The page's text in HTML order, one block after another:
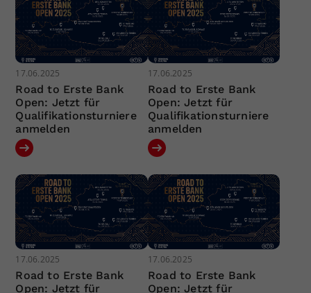
17.06.2025
Road to Erste Bank
Open: Jetzt für
Qualifikationsturniere
anmelden
17.06.2025
Road to Erste Bank
Open: Jetzt für
Qualifikationsturniere
anmelden
17.06.2025
Road to Erste Bank
Open: Jetzt für
17.06.2025
Road to Erste Bank
Open: Jetzt für